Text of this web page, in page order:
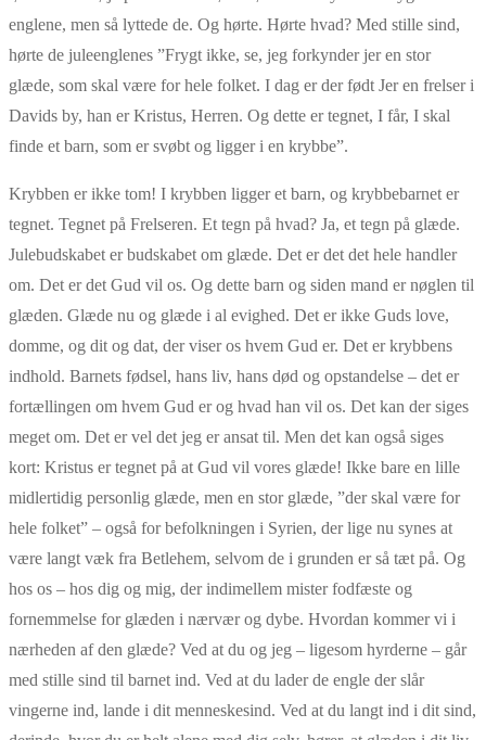
englene, men så lyttede de. Og hørte. Hørte hvad? Med stille sind,
hørte de juleenglenes ”Frygt ikke, se, jeg forkynder jer en stor
glæde, som skal være for hele folket. I dag er der født Jer en frelser i
Davids by, han er Kristus, Herren. Og dette er tegnet, I får, I skal
finde et barn, som er svøbt og ligger i en krybbe”.
Krybben er ikke tom! I krybben ligger et barn, og krybbebarnet er
tegnet. Tegnet på Frelseren. Et tegn på hvad? Ja, et tegn på glæde.
Julebudskabet er budskabet om glæde. Det er det det hele handler
om. Det er det Gud vil os. Og dette barn og siden mand er nøglen til
glæden. Glæde nu og glæde i al evighed. Det er ikke Guds love,
domme, og dit og dat, der viser os hvem Gud er. Det er krybbens
indhold. Barnets fødsel, hans liv, hans død og opstandelse – det er
fortællingen om hvem Gud er og hvad han vil os. Det kan der siges
meget om. Det er vel det jeg er ansat til. Men det kan også siges
kort: Kristus er tegnet på at Gud vil vores glæde! Ikke bare en lille
midlertidig personlig glæde, men en stor glæde, ”der skal være for
hele folket” – også for befolkningen i Syrien, der lige nu synes at
være langt væk fra Betlehem, selvom de i grunden er så tæt på. Og
hos os – hos dig og mig, der indimellem mister fodfæste og
fornemmelse for glæden i nærvær og dybe. Hvordan kommer vi i
nærheden af den glæde? Ved at du og jeg – ligesom hyrderne – går
med stille sind til barnet ind. Ved at du lader de engle der slår
vingerne ind, lande i dit menneskesind. Ved at du langt ind i dit sind,